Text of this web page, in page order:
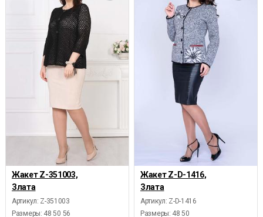
Жакет Z-351003,
Злата
Артикул: Z-351003
Размеры: 48 50 56
Жакет Z-D-1416,
Злата
Артикул: Z-D-1416
Размеры: 48 50